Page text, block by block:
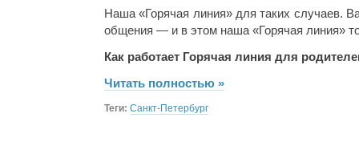
Наша «Горячая линия» для таких случаев.
общения — и в этом наша «Горячая линия»
Как работает Горячая линия для
Читать полностью »
Теги: Санкт-Петербург